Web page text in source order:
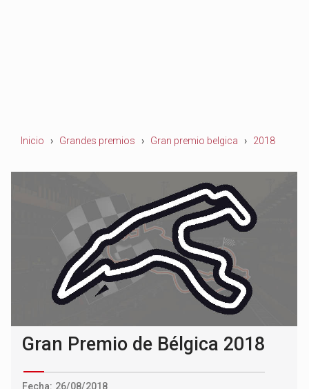
Inicio Grandes premios Gran premio belgica 2018
Gran Premio de Bélgica 2018
Fecha: 26/08/2018